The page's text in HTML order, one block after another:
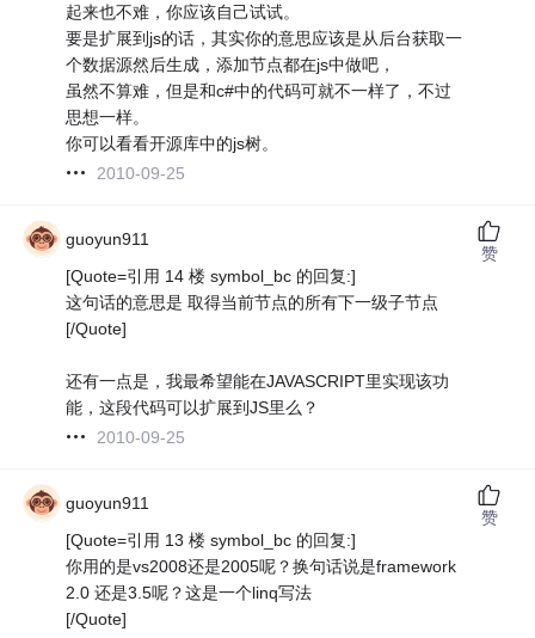
起来也不难，你应该自己试试。
要是扩展到js的话，其实你的意思应该是从后台获取一
个数据源然后生成，添加节点都在js中做吧，
虽然不算难，但是和c#中的代码可就不一样了，不过
思想一样。
你可以看看开源库中的js树。
2010-09-25
guoyun911
[Quote=引用 14 楼 symbol_bc 的回复:]
这句话的意思是 取得当前节点的所有下一级子节点
[/Quote]
还有一点是，我最希望能在JAVASCRIPT里实现该功
能，这段代码可以扩展到JS里么？
2010-09-25
赞
guoyun911
[Quote=引用 13 楼 symbol_bc 的回复:]
你用的是vs2008还是2005呢？换句话说是framework
2.0 还是3.5呢？这是一个linq写法
[/Quote]
赞